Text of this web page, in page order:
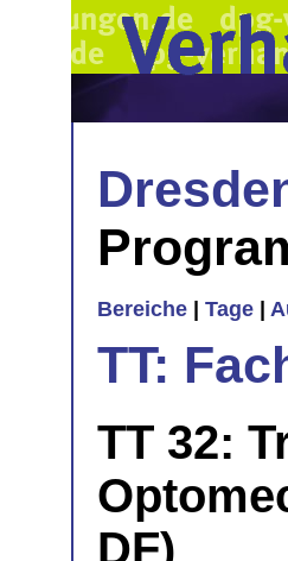
Bereiche Tage
TT:
TT 32:
DF)